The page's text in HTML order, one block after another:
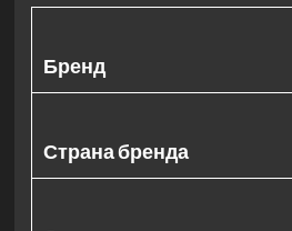
Бренд
Страна бренда